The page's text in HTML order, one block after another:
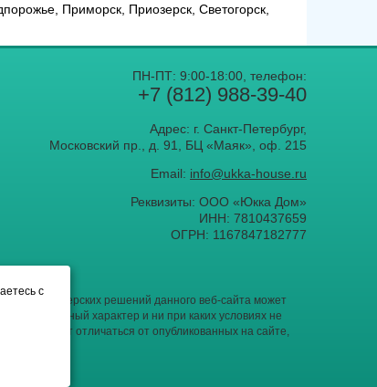
Приморск, Приозерск, Светогорск,
ПН-ПТ: 9:00-18:00, телефон:
+7 (812) 988-39-40
Адрес: г. Санкт-Петербург,
Московский пр., д. 91, БЦ «Маяк», оф. 215
Email: info@ukka-house.ru
Реквизиты: ООО «Юкка Дoм»
ИНН: 7810437659
ОГРН: 1167847182777
с